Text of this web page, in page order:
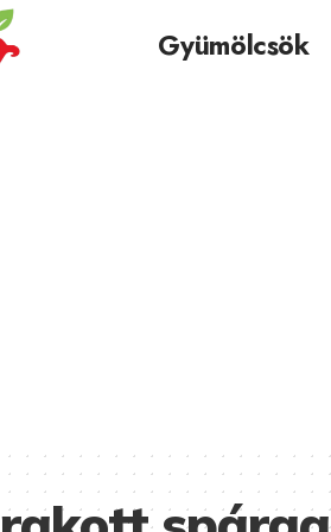
Gyümölcsök